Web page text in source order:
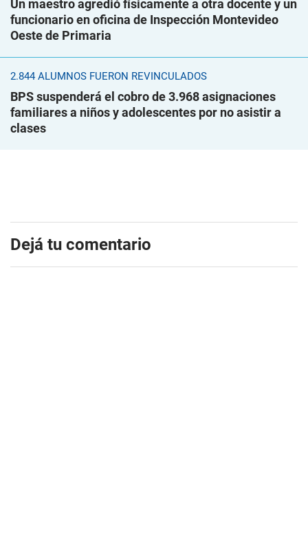
Un maestro agredió físicamente a otra docente y un
funcionario en oficina de Inspección Montevideo
Oeste de Primaria
2.844 ALUMNOS FUERON REVINCULADOS
BPS suspenderá el cobro de 3.968 asignaciones
familiares a niños y adolescentes por no asistir a
clases
Dejá tu comentario